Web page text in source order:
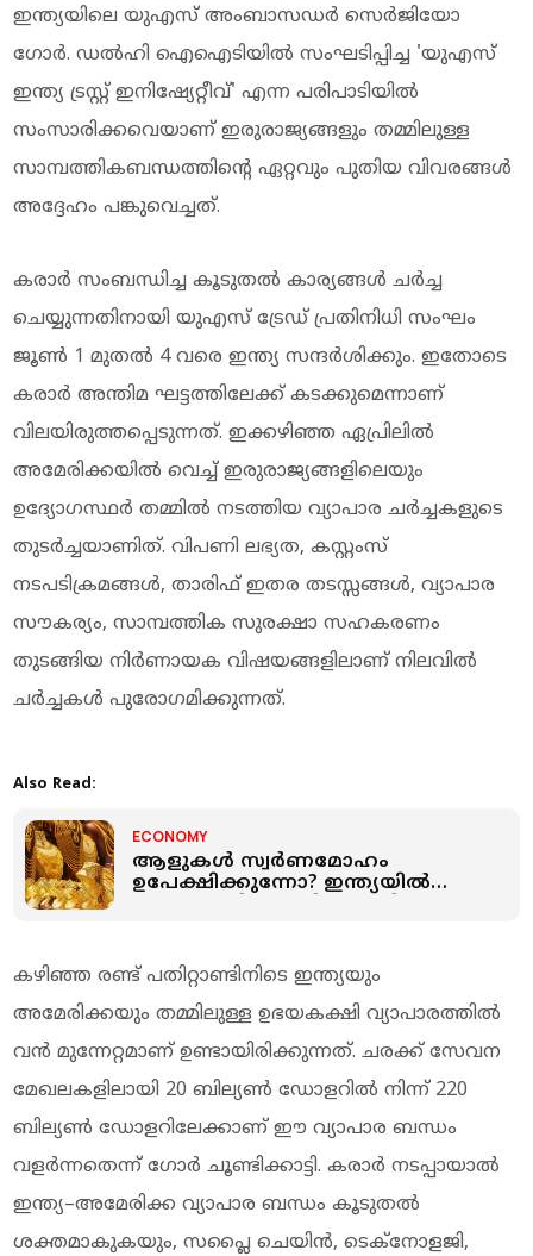
ഇന്ത്യയിലെ യുഎസ് അംബാസഡർ സെർജിയോ
ഗോർ. ഡൽഹി ഐഐടിയിൽ സംഘടിപ്പിച്ച 'യുഎസ്
ഇന്ത്യ ട്രസ്റ്റ് ഇനിഷ്യേറ്റീവ്' എന്ന പരിപാടിയിൽ
സംസാരിക്കവെയാണ് ഇരുരാജ്യങ്ങളും തമ്മിലുള്ള
സാമ്പത്തികബന്ധത്തിന്റെ ഏറ്റവും പുതിയ വിവരങ്ങൾ
അദ്ദേഹം പങ്കുവെച്ചത്.
കരാർ സംബന്ധിച്ച കൂടുതൽ കാര്യങ്ങൾ ചർച്ച
ചെയ്യുന്നതിനായി യുഎസ് ട്രേഡ് പ്രതിനിധി സംഘം
ജൂൺ 1 മുതൽ 4 വരെ ഇന്ത്യ സന്ദർശിക്കും. ഇതോടെ
കരാർ അന്തിമ ഘട്ടത്തിലേക്ക് കടക്കുമെന്നാണ്
വിലയിരുത്തപ്പെടുന്നത്. ഇക്കഴിഞ്ഞ ഏപ്രിലിൽ
അമേരിക്കയിൽ വെച്ച് ഇരുരാജ്യങ്ങളിലെയും
ഉദ്യോഗസ്ഥർ തമ്മിൽ നടത്തിയ വ്യാപാര ചർച്ചകളുടെ
തുടർച്ചയാണിത്. വിപണി ലഭ്യത, കസ്റ്റംസ്
നടപടിക്രമങ്ങൾ, താരിഫ് ഇതര തടസ്സങ്ങൾ, വ്യാപാര
സൗകര്യം, സാമ്പത്തിക സുരക്ഷാ സഹകരണം
തുടങ്ങിയ നിർണായക വിഷയങ്ങളിലാണ് നിലവിൽ
ചർച്ചകൾ പുരോഗമിക്കുന്നത്.
Also Read:
ECONOMY
ആളുകള്‍ സ്വർണമോഹം
ഉപേക്ഷിക്കുന്നോ? ഇന്ത്യയില്‍
കഴിഞ്ഞ രണ്ട് പതിറ്റാണ്ടിനിടെ ഇന്ത്യയും
അമേരിക്കയും തമ്മിലുള്ള ഉഭയകക്ഷി വ്യാപാരത്തിൽ
വൻ മുന്നേറ്റമാണ് ഉണ്ടായിരിക്കുന്നത്. ചരക്ക് സേവന
മേഖലകളിലായി 20 ബില്യൺ ഡോളറിൽ നിന്ന് 220
ബില്യൺ ഡോളറിലേക്കാണ് ഈ വ്യാപാര ബന്ധം
വളർന്നതെന്ന് ഗോർ ചൂണ്ടിക്കാട്ടി. കരാർ നടപ്പായാൽ
ഇന്ത്യ–അമേരിക്ക വ്യാപാര ബന്ധം കൂടുതൽ
ശക്തമാകുകയും, സപ്ലൈ ചെയിൻ, ടെക്‌നോളജി,